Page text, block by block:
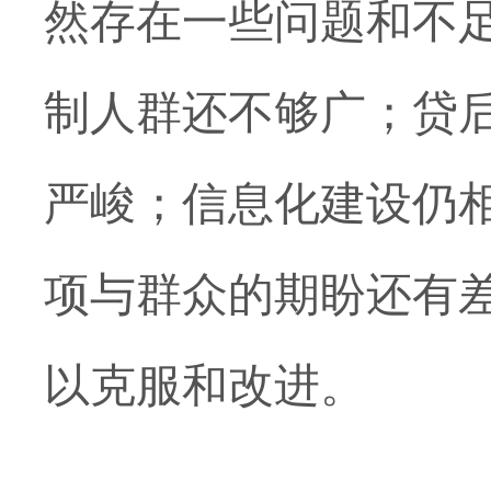
然存在一些问题和不
制人群还不够广；贷
严峻；信息化建设仍
项与群众的期盼还有
以克服和改进。